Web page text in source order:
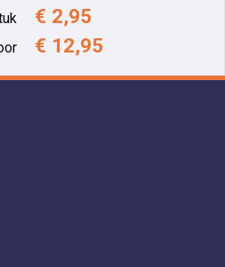
€ 2,95
€ 12,95